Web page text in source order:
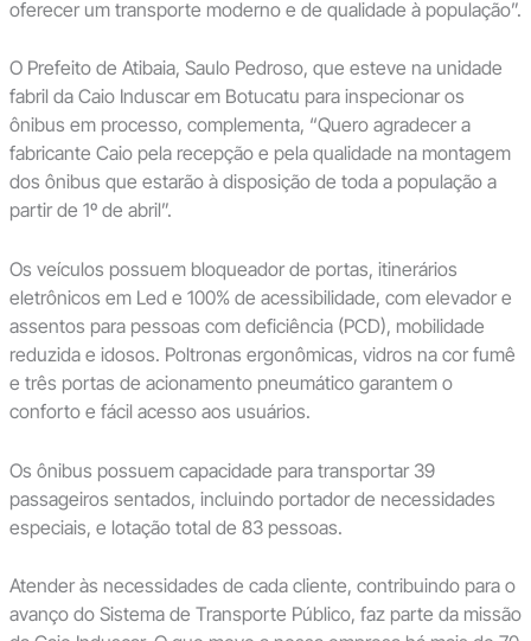
oferecer um transporte moderno e de qualidade à população”.
O Prefeito de Atibaia, Saulo Pedroso, que esteve na unidade
fabril da Caio Induscar em Botucatu para inspecionar os
ônibus em processo, complementa, “Quero agradecer a
fabricante Caio pela recepção e pela qualidade na montagem
dos ônibus que estarão à disposição de toda a população a
partir de 1º de abril”.
Os veículos possuem bloqueador de portas, itinerários
eletrônicos em Led e 100% de acessibilidade, com elevador e
assentos para pessoas com deficiência (PCD), mobilidade
reduzida e idosos. Poltronas ergonômicas, vidros na cor fumê
e três portas de acionamento pneumático garantem o
conforto e fácil acesso aos usuários.
Os ônibus possuem capacidade para transportar 39
passageiros sentados, incluindo portador de necessidades
especiais, e lotação total de 83 pessoas.
Atender às necessidades de cada cliente, contribuindo para o
avanço do Sistema de Transporte Público, faz parte da missão